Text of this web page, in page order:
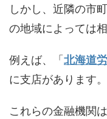
しかし、近隣の市
の地域によっては
例えば、「 北海道
に支店があります。
これらの金融機関